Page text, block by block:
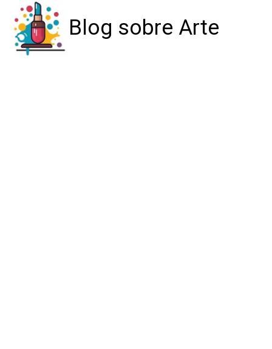
Blog sobre Arte